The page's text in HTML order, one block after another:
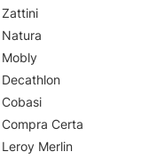
Certa
Merlin